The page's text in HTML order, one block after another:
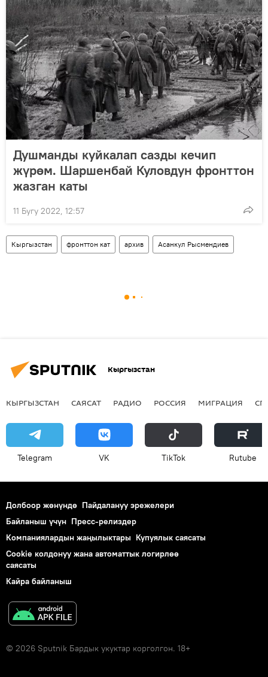
Душманды куйкалап сазды кечип
жүрөм. Шаршенбай Куловдун фронттон
жазган каты
11 Бугу 2022, 12:57
Кыргызстан фронттон кат архив Асанкул Рысмендиев
Кыргызстан
КЫРГЫЗСТАН САЯСАТ РАДИО РОССИЯ МИГРАЦИЯ
Telegram VK ТikТоk Rutube
Долбоор жөнүндө Пайдалануу эрежелери
Байланыш үчүн Пресс-релиздер
Компаниялардын жаңылыктары Купуялык саясаты
Cookie колдонуу жана автоматтык логирлөө
саясаты
Кайра байланыш
© 2026 Sputnik Бардык укуктар корголгон. 18+